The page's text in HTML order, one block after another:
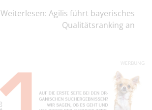
Weiterlesen: Agilis führt bayerisches
Qualitätsranking an
WERBUNG